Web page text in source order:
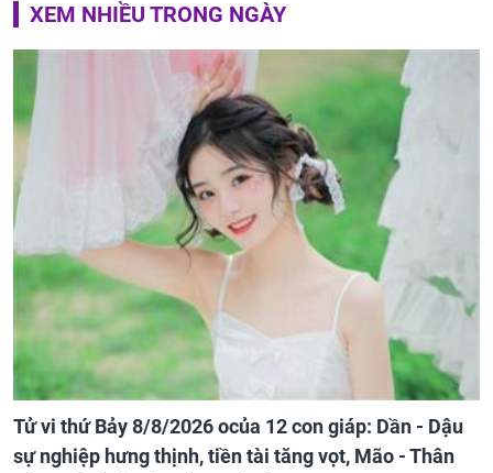
XEM NHIỀU TRONG NGÀY
Tử vi thứ Bảy 8/8/2026 ocủa 12 con giáp: Dần - Dậu
sự nghiệp hưng thịnh, tiền tài tăng vọt, Mão - Thân